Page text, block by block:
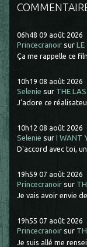
06h48 09 août 2026
Princecranoir surLE
Ça me rappelle ce
10h19 08 août 2026
Selenie sur THE
J'adore ce
10h12 08 août 2026
Selenie surI WANT
D'accord avec toi,
19h59 07 août 2026
Princecranoir sur
Je vais avoir envie
19h55 07 août 2026
Princecranoir sur
Je suis allé me